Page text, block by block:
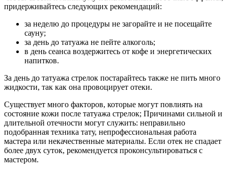
придерживайтесь следующих рекомендаций:
за неделю до процедуры не загорайте и не посещайте
сауну;
за день до татуажа не пейте алкоголь;
в день сеанса воздержитесь от кофе и энергетических
напитков.
За день до татуажа стрелок постарайтесь также не пить много
жидкости, так как она провоцирует отеки.
Существует много факторов, которые могут повлиять на
состояние кожи после татуажа стрелок; Причинами сильной и
длительной отечности могут служить: неправильно
подобранная техника тату, непрофессиональная работа
мастера или некачественные материалы. Если отек не спадает
более двух суток, рекомендуется проконсультироваться с
мастером.